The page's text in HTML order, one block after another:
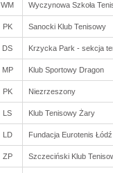
WM Wyczynowa Szkoła
PK Sanocki Klub Tenisowy
DS Krzycka Park - sekcja
MP Klub Sportowy Dragon
PK Niezrzeszony
LS Klub Tenisowy Żary
LD Fundacja Eurotenis Łódź
ZP Szczeciński Klub